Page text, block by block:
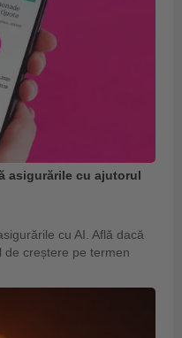
asigurările cu ajutorul
cu AI. Află dacă
de creștere pe termen